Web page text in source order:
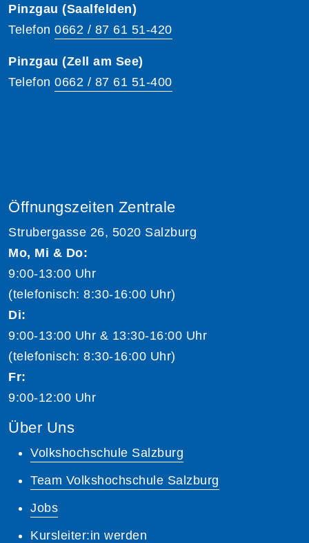
Pinzgau (Saalfelden)
Telefon 0662 / 87 61 51-420
Pinzgau (Zell am See)
Telefon 0662 / 87 61 51-400
Öffnungszeiten Zentrale
Strubergasse 26, 5020 Salzburg
Mo, Mi & Do:
9:00-13:00 Uhr
(telefonisch: 8:30-16:00 Uhr)
Di:
9:00-13:00 Uhr & 13:30-16:00 Uhr
(telefonisch: 8:30-16:00 Uhr)
Fr:
9:00-12:00 Uhr
Über Uns
Volkshochschule Salzburg
Team Volkshochschule Salzburg
Jobs
Kursleiter:in werden